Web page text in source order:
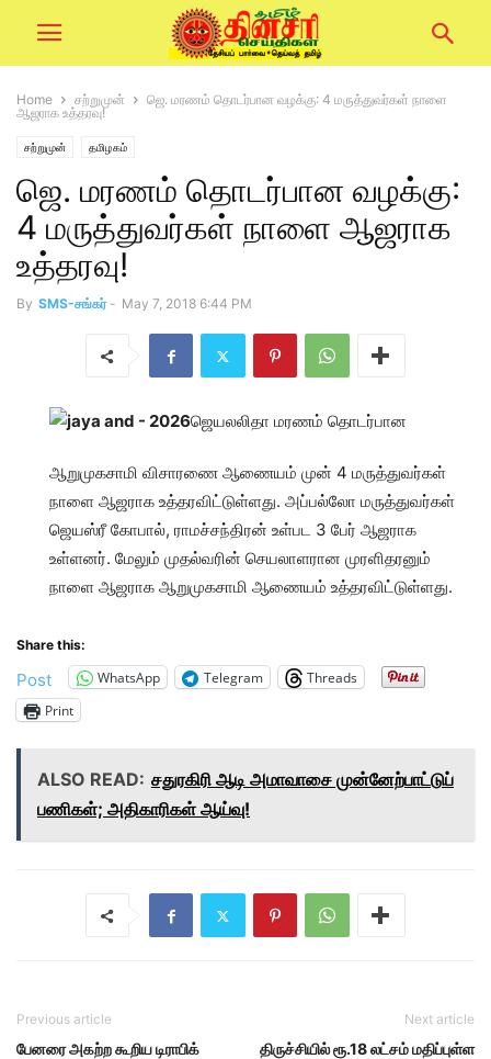
Home சற்றுமுன்
ஜெ. மரணம் தொடர்பான வழக்கு: 4 மருத்துவர்கள் நாளை
ஆஜராக உத்தரவு!
சற்றுமுன் தமிழகம்
ஜெ. மரணம் தொடர்பான வழக்கு:
4 மருத்துவர்கள் நாளை ஆஜராக
உத்தரவு!
By SMS-சங்கர் - May 7, 2018 6:44 PM
ஜெயலலிதா மரணம் தொடர்பான
ஆறுமுகசாமி விசாரணை ஆணையம் முன் 4 மருத்துவர்கள்
நாளை ஆஜராக உத்தரவிட்டுள்ளது. அப்பல்லோ மருத்துவர்கள்
ஜெயஸ்ரீ கோபால், ராமச்சந்திரன் உள்பட 3 பேர் ஆஜராக
உள்ளனர். மேலும் முதல்வரின் செயலாளரான முரளிதரனும்
நாளை ஆஜராக ஆறுமுகசாமி ஆணையம் உத்தரவிட்டுள்ளது.
Share this:
Post WhatsApp Telegram
Threads
Print
ALSO READ: சதுரகிரி ஆடி அமாவாசை முன்னேற்பாட்டுப்
பணிகள்; அதிகாரிகள் ஆய்வு!
Previous article
பேனரை அகற்ற கூறிய டிராபிக்
Next article
திருச்சியில் ரூ.18 லட்சம் மதிப்புள்ள